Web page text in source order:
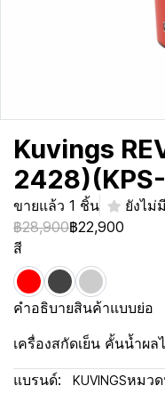
Kuvings
ขายแล้ว 1 ชิ้น
ยังไม่
฿28,900฿22,900
สี
คำอธิบายสินค้าแบบย่อ
เครื่องสกัดเย็น คั้นน้ำผล
แบรนด์: KUVINGSหมว